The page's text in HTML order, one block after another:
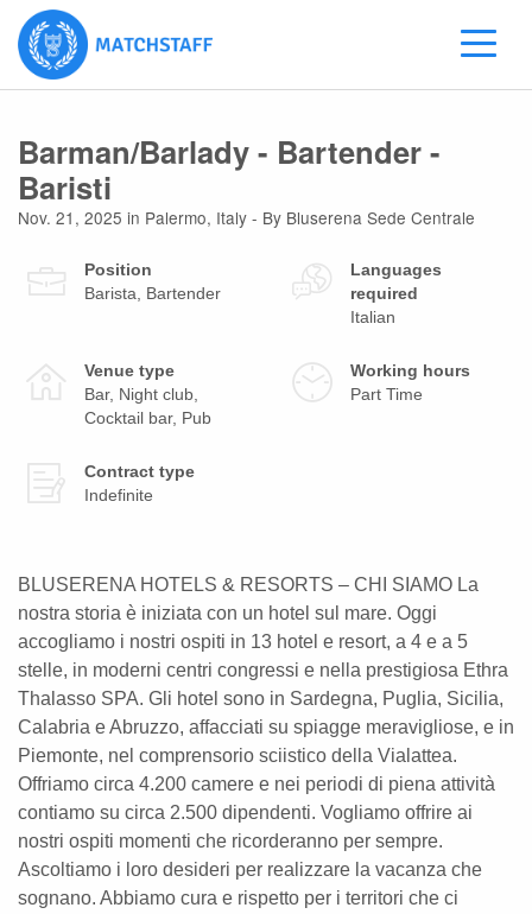
Barman/Barlady - Bartender -
Baristi
Nov. 21, 2025 in Palermo, Italy - By Bluserena Sede Centrale
Position
Barista, Bartender
Languages
required
Italian
Venue type
Bar, Night club,
Cocktail bar, Pub
Working hours
Part Time
Contract type
Indefinite
BLUSERENA HOTELS & RESORTS – CHI SIAMO La
nostra storia è iniziata con un hotel sul mare. Oggi
accogliamo i nostri ospiti in 13 hotel e resort, a 4 e a 5
stelle, in moderni centri congressi e nella prestigiosa Ethra
Thalasso SPA. Gli hotel sono in Sardegna, Puglia, Sicilia,
Calabria e Abruzzo, affacciati su spiagge meravigliose, e in
Piemonte, nel comprensorio sciistico della Vialattea.
Offriamo circa 4.200 camere e nei periodi di piena attività
contiamo su circa 2.500 dipendenti. Vogliamo offrire ai
nostri ospiti momenti che ricorderanno per sempre.
Ascoltiamo i loro desideri per realizzare la vacanza che
sognano. Abbiamo cura e rispetto per i territori che ci